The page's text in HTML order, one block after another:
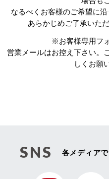
なるべくお客様のご希望に
あらかじめご了承いた
※お客様専用フ
営業メールはお控え下さい。
しくお願
SNS 各メディア